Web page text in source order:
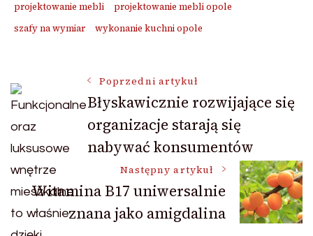
projektowanie mebli
projektowanie mebli opole
szafy na wymiar
wykonanie kuchni opole
Nawigacja
wpisu
Poprzedni artykuł
Błyskawicznie rozwijające się
organizacje starają się
nabywać konsumentów
Następny artykuł
Witamina B17 uniwersalnie
znana jako amigdalina